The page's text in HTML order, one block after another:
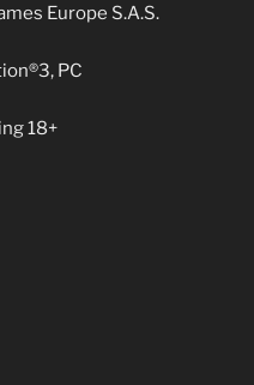
Europe S.A.S.
PC
18+